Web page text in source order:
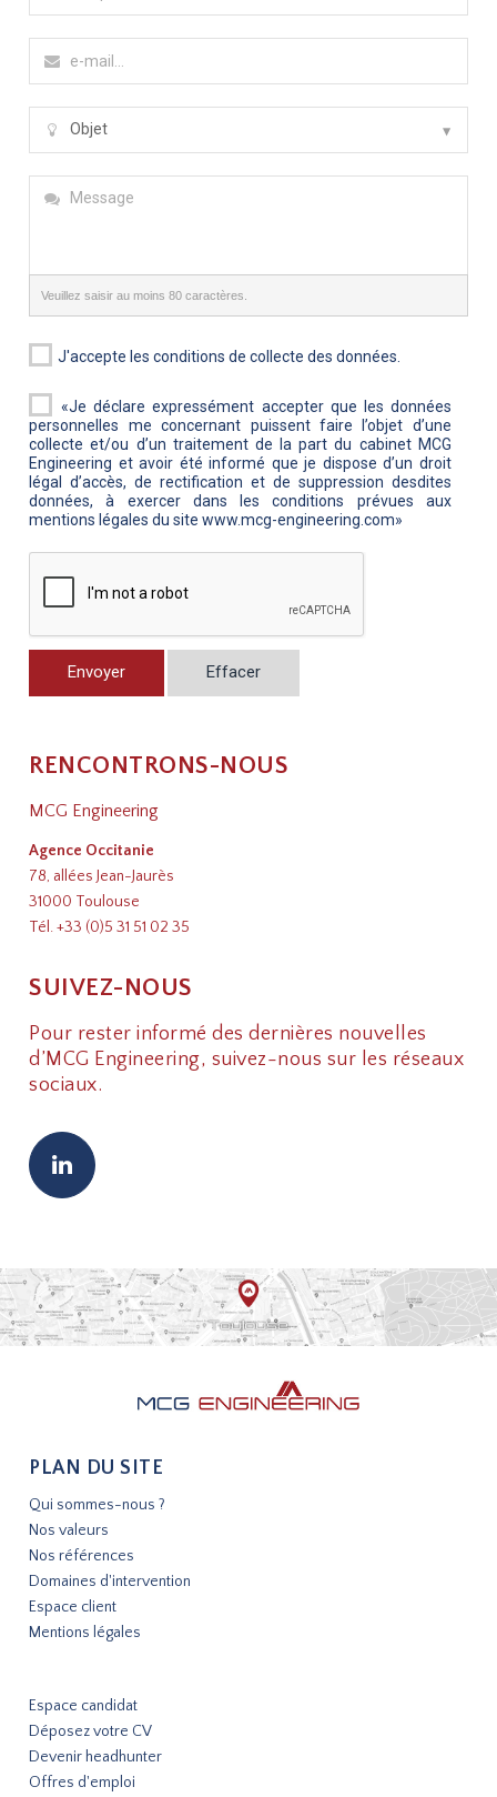
Veuillez saisir au moins 80 caractères.
J'accepte les conditions de collecte des données.
«Je déclare expressément accepter que les données
personnelles me concernant puissent faire l’objet d’une
collecte et/ou d’un traitement de la part du cabinet MCG
Engineering et avoir été informé que je dispose d’un droit
légal d’accès, de rectification et de suppression desdites
données, à exercer dans les conditions prévues aux
mentions légales du site www.mcg-engineering.com»
Envoyer Effacer
RENCONTRONS-NOUS
MCG Engineering
Agence Occitanie
78, allées Jean-Jaurès
31000 Toulouse
Tél.+33 (0)5 31 51 02 35
SUIVEZ-NOUS
Pour rester informé des dernières nouvelles
d’MCG Engineering, suivez-nous sur les réseaux
sociaux.
PLAN DU SITE
Qui sommes-nous ?
Nos valeurs
Nos références
Domaines d'intervention
Espace client
Mentions légales
Espace candidat
Déposez votre CV
Devenir headhunter
Offres d'emploi